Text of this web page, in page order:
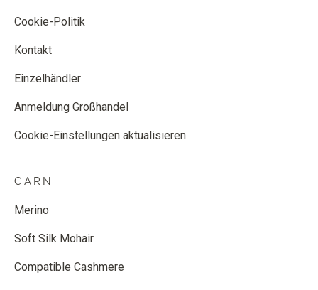
Cookie-Politik
Kontakt
Einzelhändler
Anmeldung Großhandel
Cookie-Einstellungen aktualisieren
GARN
Merino
Soft Silk Mohair
Compatible Cashmere